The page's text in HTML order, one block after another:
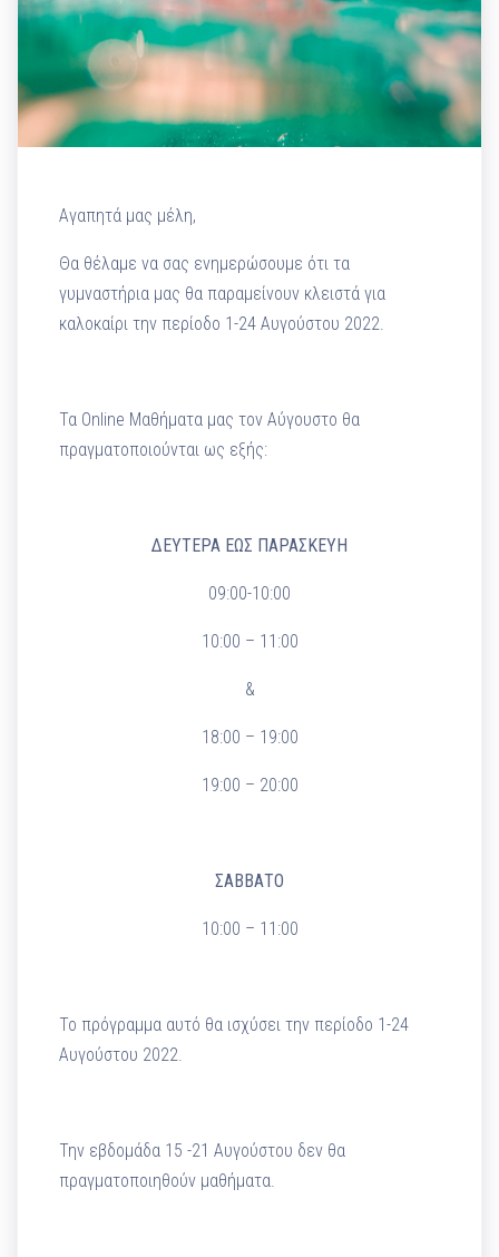
Αγαπητά μας μέλη,
Θα θέλαμε να σας ενημερώσουμε ότι τα
γυμναστήρια μας θα παραμείνουν κλειστά για
καλοκαίρι την περίοδο 1-24 Αυγούστου 2022.
Τα Online Μαθήματα μας τον Αύγουστο θα
πραγματοποιούνται ως εξής:
ΔΕΥΤΕΡΑ ΕΩΣ ΠΑΡΑΣΚΕΥΗ
09:00-10:00
10:00 – 11:00
&
18:00 – 19:00
19:00 – 20:00
ΣΑΒΒΑΤΟ
10:00 – 11:00
Το πρόγραμμα αυτό θα ισχύσει την περίοδο 1-24
Αυγούστου 2022.
Την εβδομάδα 15 -21 Αυγούστου δεν θα
πραγματοποιηθούν μαθήματα.